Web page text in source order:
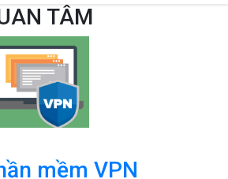
TÂM
mềm VPN